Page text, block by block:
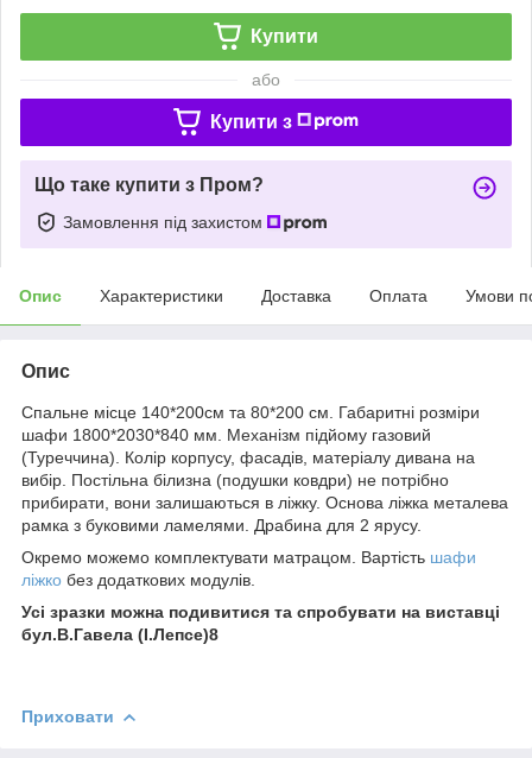
Купити
або
Купити з
Що таке купити з Пром?
Замовлення під захистом
Опис Характеристики Доставка Оплата Умови
Опис
Спальне місце 140*200см та 80*200 см. Габаритні розміри
шафи 1800*2030*840 мм. Механізм підйому газовий
(Туреччина). Колір корпусу, фасадів, матеріалу дивана на
вибір. Постільна білизна (подушки ковдри) не потрібно
прибирати, вони залишаються в ліжку. Основа ліжка металева
рамка з буковими ламелями. Драбина для 2 ярусу.
Окремо можемо комплектувати матрацом. Вартість шафи
ліжко без додаткових модулів.
Усі зразки можна подивитися та спробувати на виставці
бул.В.Гавела (І.Лепсе)8
Приховати